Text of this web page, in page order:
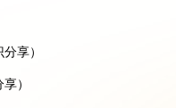
享）
）